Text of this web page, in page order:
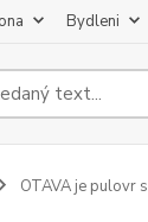
Bydleni
OTAVA je pulovr